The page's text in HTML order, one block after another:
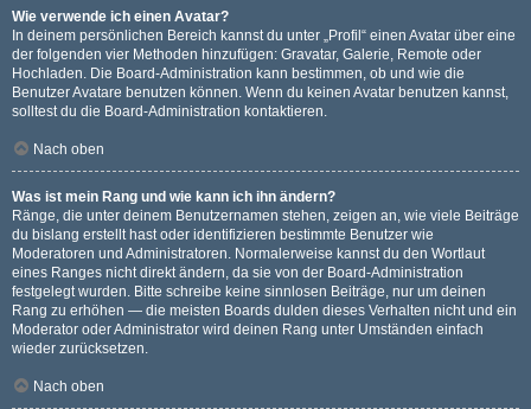
Wie verwende ich einen Avatar?
In deinem persönlichen Bereich kannst du unter „Profil“ einen Avatar über eine
der folgenden vier Methoden hinzufügen: Gravatar, Galerie, Remote oder
Hochladen. Die Board-Administration kann bestimmen, ob und wie die
Benutzer Avatare benutzen können. Wenn du keinen Avatar benutzen kannst,
solltest du die Board-Administration kontaktieren.
Nach oben
Was ist mein Rang und wie kann ich ihn ändern?
Ränge, die unter deinem Benutzernamen stehen, zeigen an, wie viele Beiträge
du bislang erstellt hast oder identifizieren bestimmte Benutzer wie
Moderatoren und Administratoren. Normalerweise kannst du den Wortlaut
eines Ranges nicht direkt ändern, da sie von der Board-Administration
festgelegt wurden. Bitte schreibe keine sinnlosen Beiträge, nur um deinen
Rang zu erhöhen — die meisten Boards dulden dieses Verhalten nicht und ein
Moderator oder Administrator wird deinen Rang unter Umständen einfach
wieder zurücksetzen.
Nach oben